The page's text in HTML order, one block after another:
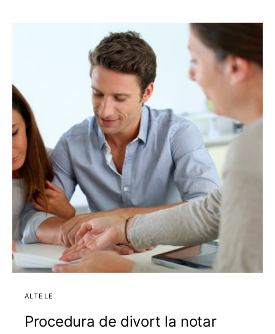
ALTELE
Procedura de divort la notar